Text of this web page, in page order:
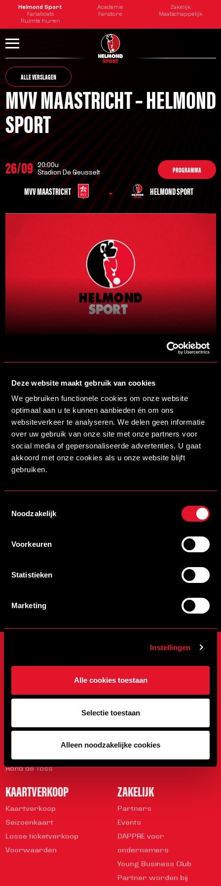
Deze website maakt gebruik van cookies
We gebruiken functionele cookies om onze website
optimaal aan u te kunnen aanbieden én om ons
websiteverkeer te analyseren. We delen geen informatie
over uw gebruik van onze site met onze partners voor
social media of gepersonaliseerde advertenties. U gaat
akkoord met onze cookies als u onze website blijft
gebruiken.
Noodzakelijk
Voorkeuren
Statistieken
Marketing
Instellingen
Alle cookies toestaan
Selectie toestaan
Alleen noodzakelijke cookies
Helmond Sport Academie
Zakelijk
Fanaticats
Fanstore
Maatschappelijk
Ruimte huren
ALLE VERSLAGEN
MVV MAASTRICHT – HELMOND
SPORT
26/09
20:00u
Stadion De Geusselt
MVV MAASTRICHT - HELMOND SPORT
PROGRAMMA
Brainport partners
Premium partners
Partners CED
Stadion Naamgever
Schrijf je in voor de nieuwsbrief en blijf op de hoogte!
INSCHRIJVEN
Veelgestelde vragen info@helmondsport.nl
Organisatie
Mediabeleid
Veiligheidsregels
Rond de Toss
WEDSTRIJDEN
Stand
KAARTVERKOOP
Kaartverkoop
Seizoenkaart
Losse ticketverkoop
Voorwaarden
ZAKELIJK
Partners
Events
DAPPRE voor
ondernemers
Young Business Club
Partner worden bij